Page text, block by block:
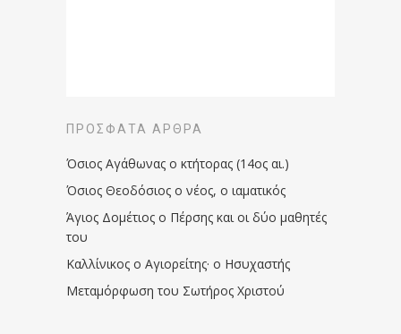
ΠΡΌΣΦΑΤΑ ΆΡΘΡΑ
Όσιος Αγάθωνας ο κτήτορας (14ος αι.)
Όσιος Θεοδόσιος ο νέος, ο ιαματικός
Άγιος Δομέτιος ο Πέρσης και οι δύο μαθητές
του
Καλλίνικος ο Αγιορείτης · ο Ησυχαστής
Μεταμόρφωση του Σωτήρος Χριστού